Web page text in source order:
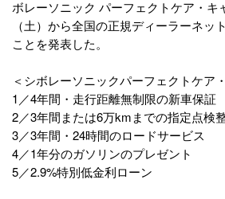
ボレーソニック パーフェクトケア・キ
（土）から全国の正規ディーラーネッ
ことを発表した。
＜シボレーソニックパーフェクトケア
1／4年間・走行距離無制限の新車保証
2／3年間または6万kmまでの指定点検
3／3年間・24時間のロードサービス
4／1年分のガソリンのプレゼント
5／2.9%特別低金利ローン